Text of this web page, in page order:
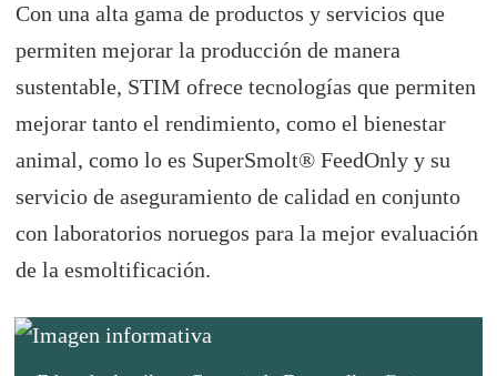
Con una alta gama de productos y servicios que
permiten mejorar la producción de manera
sustentable, STIM ofrece tecnologías que permiten
mejorar tanto el rendimiento, como el bienestar
animal, como lo es SuperSmolt® FeedOnly y su
servicio de aseguramiento de calidad en conjunto
con laboratorios noruegos para la mejor evaluación
de la esmoltificación.